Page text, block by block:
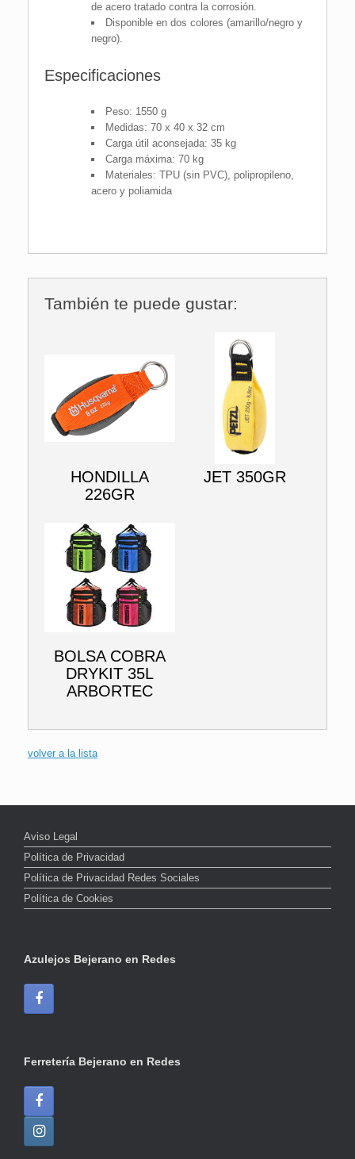
de acero tratado contra la corrosión.
Disponible en dos colores (amarillo/negro y
negro).
Especificaciones
Peso: 1550 g
Medidas: 70 x 40 x 32 cm
Carga útil aconsejada: 35 kg
Carga máxima: 70 kg
Materiales: TPU (sin PVC), polipropileno,
acero y poliamida
También te puede gustar:
HONDILLA
226GR
JET 350GR
BOLSA COBRA
DRYKIT 35L
ARBORTEC
volver a la lista
Aviso Legal
Política de Privacidad
Política de Privacidad Redes Sociales
Política de Cookies
Azulejos Bejerano en Redes
Ferretería Bejerano en Redes